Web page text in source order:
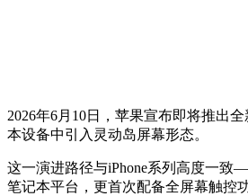
2026年6月10日，苹果宣布即将推出
本设备中引入灵动岛屏幕形态。
这一演进路径与iPhone系列高度一致
笔记本平台，更首次配备全屏幕触控